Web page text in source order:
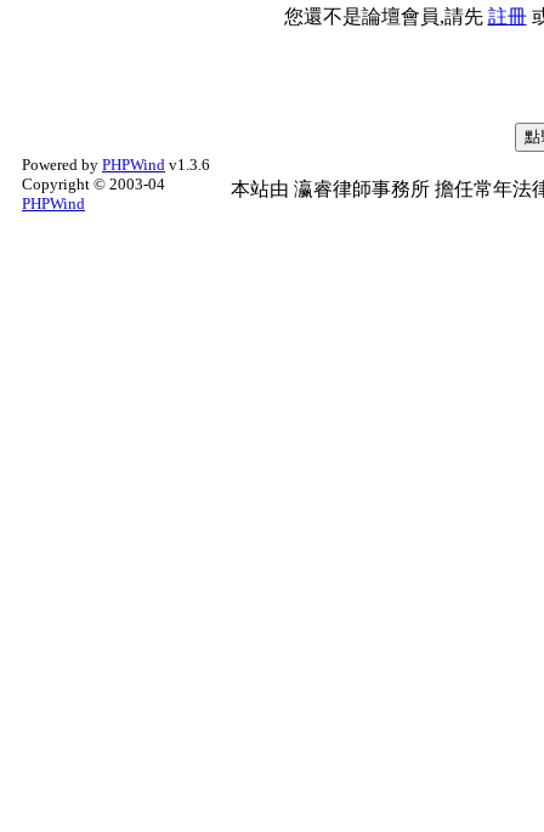
您還不是論壇會員,請先 註冊
Powered by PHPWind v1.3.6
Copyright © 2003-04
PHPWind
本站由 瀛睿律師事務所 擔任常年法